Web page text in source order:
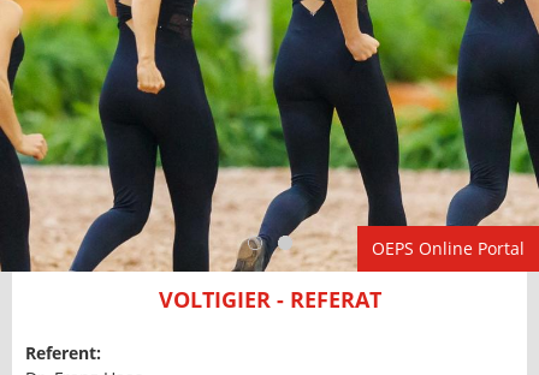
OEPS Online Portal
VOLTIGIER - REFERAT
Referent: